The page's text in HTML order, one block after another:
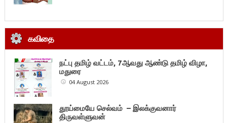
கவிதை
நட்பு தமிழ் வட்டம், 7ஆவது ஆண்டு தமிழ் விழா,
மதுரை
04 August 2026
தூய்மையே செல்வம் – இலக்குவனார்
திருவள்ளுவன்